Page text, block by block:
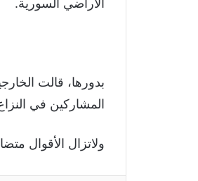
بدورها، قالت
المشاركين في
ولاتزال الأقوال